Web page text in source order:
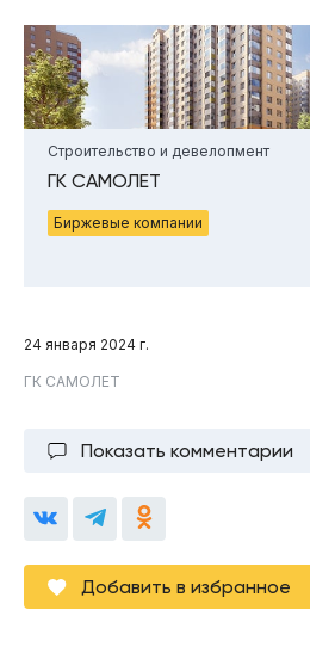
Строительство и девелопмент
ГК САМОЛЕТ
Биржевые компании
24 января 2024 г.
ГК САМОЛЕТ
Показать комментарии
Добавить в избранное